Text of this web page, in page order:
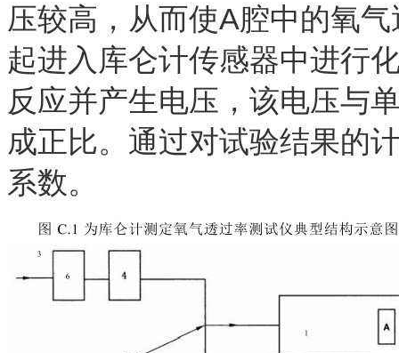
压较高，从而使A腔中的氧
起进入库仑计传感器中进行
反应并产生电压，该电压与
成正比。通过对试验结果的
系数。